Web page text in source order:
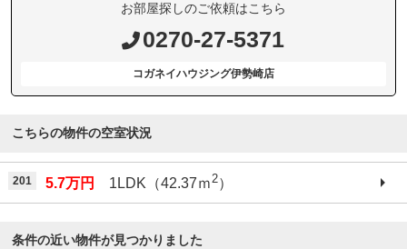
お部屋探しのご依頼はこちら
0270-27-5371
コガネイハウジング伊勢崎店
こちらの物件の空室状況
201 5.7万円 1LDK（42.37ｍ2）
条件の近い物件が見つかりました